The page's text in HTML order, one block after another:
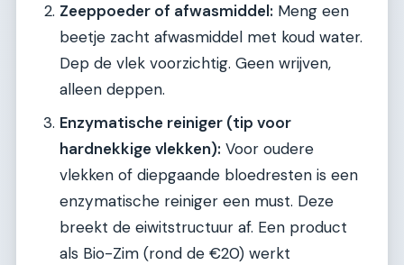
Zeeppoeder of afwasmiddel: Meng een
beetje zacht afwasmiddel met koud water.
Dep de vlek voorzichtig. Geen wrijven,
alleen deppen.
Enzymatische reiniger (tip voor
hardnekkige vlekken): Voor oudere
vlekken of diepgaande bloedresten is een
enzymatische reiniger een must. Deze
breekt de eiwitstructuur af. Een product
als Bio-Zim (rond de €20) werkt